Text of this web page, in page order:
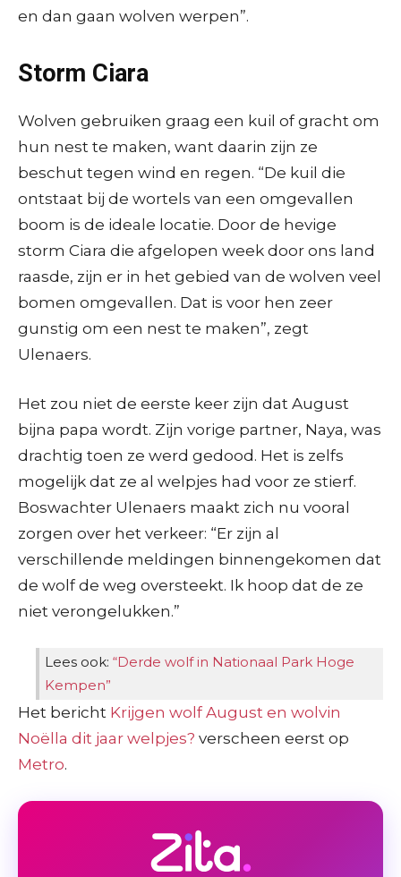
en dan gaan wolven werpen”.
Storm Ciara
Wolven gebruiken graag een kuil of gracht om
hun nest te maken, want daarin zijn ze
beschut tegen wind en regen. “De kuil die
ontstaat bij de wortels van een omgevallen
boom is de ideale locatie. Door de hevige
storm Ciara die afgelopen week door ons land
raasde, zijn er in het gebied van de wolven veel
bomen omgevallen. Dat is voor hen zeer
gunstig om een nest te maken”, zegt
Ulenaers.
Het zou niet de eerste keer zijn dat August
bijna papa wordt. Zijn vorige partner, Naya, was
drachtig toen ze werd gedood. Het is zelfs
mogelijk dat ze al welpjes had voor ze stierf.
Boswachter Ulenaers maakt zich nu vooral
zorgen over het verkeer: “Er zijn al
verschillende meldingen binnengekomen dat
de wolf de weg oversteekt. Ik hoop dat de ze
niet verongelukken.”
Lees ook: “Derde wolf in Nationaal Park Hoge
Kempen”
Het bericht Krijgen wolf August en wolvin
Noëlla dit jaar welpjes? verscheen eerst op
Metro.